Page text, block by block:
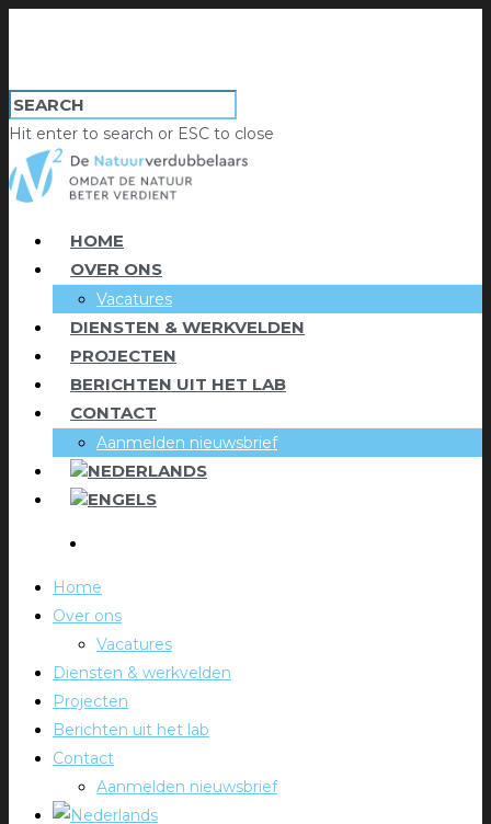
Hit enter to search or ESC to close
HOME
OVER ONS
Vacatures
DIENSTEN & WERKVELDEN
PROJECTEN
BERICHTEN UIT HET LAB
CONTACT
Aanmelden nieuwsbrief
Home
Over ons
Vacatures
Diensten & werkvelden
Projecten
Berichten uit het lab
Contact
Aanmelden nieuwsbrief